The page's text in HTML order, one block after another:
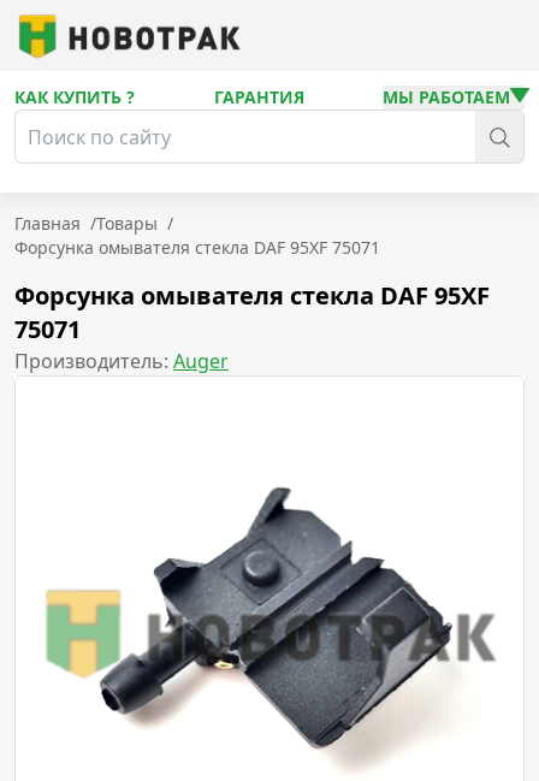
КАК КУПИТЬ ? ГАРАНТИЯ МЫ РАБОТАЕМ
Главная /Товары /
Форсунка омывателя стекла DAF 95XF 75071
Форсунка омывателя стекла DAF 95XF
75071
Производитель: Auger